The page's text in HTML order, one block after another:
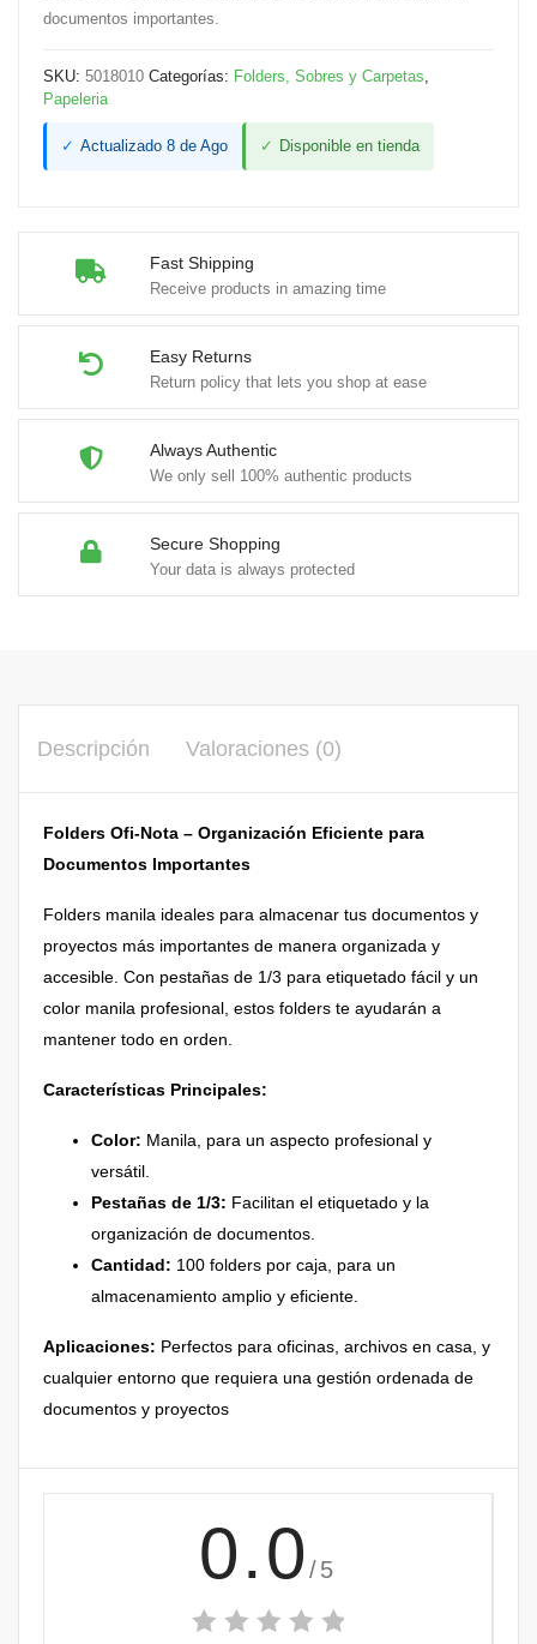
Fast Shipping
Receive products in amazing time
Easy Returns
Return policy that lets you shop at ease
Always Authentic
We only sell 100% authentic products
Secure Shopping
Your data is always protected
documentos importantes.
SKU: 5018010 Categorías: Folders, Sobres y Carpetas
Papeleria
✓ Actualizado 8 de Ago ✓ Disponible en tienda
Descripción Valoraciones (0)
Folders Ofi-Nota – Organización Eficiente para
Documentos Importantes
Folders manila ideales para almacenar tus documentos y
proyectos más importantes de manera organizada y
accesible. Con pestañas de 1/3 para etiquetado fácil y un
color manila profesional, estos folders te ayudarán a
mantener todo en orden.
Características Principales:
Color: Manila, para un aspecto profesional y
versátil.
Pestañas de 1/3: Facilitan el etiquetado y la
organización de documentos.
Cantidad: 100 folders por caja, para un
almacenamiento amplio y eficiente.
Aplicaciones: Perfectos para oficinas, archivos en casa, y
cualquier entorno que requiera una gestión ordenada de
documentos y proyectos
0.0 /5